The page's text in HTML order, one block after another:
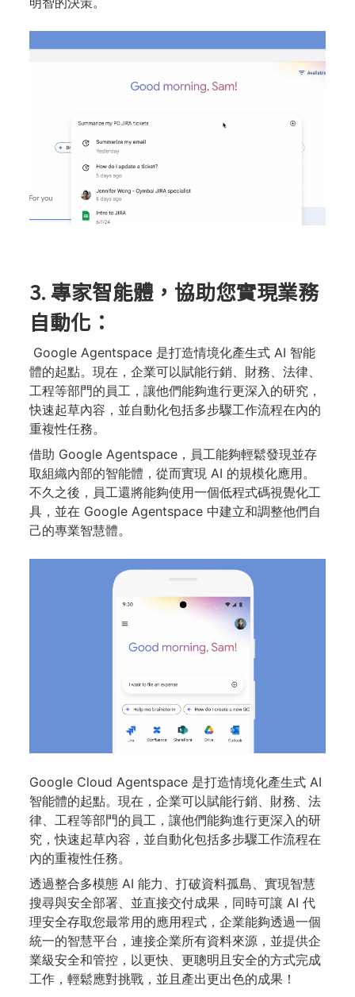
3. 專家智能體，協助您實現業務
自動化：
Google Agentspace 是打造情境化產生式 AI 智能
體的起點。現在，企業可以賦能行銷、財務、法律、
工程等部門的員工，讓他們能夠進行更深入的研究，
快速起草內容，並自動化包括多步驟工作流程在內的
重複性任務。
借助 Google Agentspace，員工能夠輕鬆發現並存
取組織內部的智能體，從而實現 AI 的規模化應用。
不久之後，員工還將能夠使用一個低程式碼視覺化工
具，並在 Google Agentspace 中建立和調整他們自
己的專業智慧體。
Google Cloud Agentspace 是打造情境化產生式 AI
智能體的起點。現在，企業可以賦能行銷、財務、法
律、工程等部門的員工，讓他們能夠進行更深入的研
究，快速起草內容，並自動化包括多步驟工作流程在
內的重複性任務。
透過整合多模態 AI 能力、打破資料孤島、實現智慧
搜尋與安全部署、並直接交付成果，同時可讓 AI 代
理安全存取您最常用的應用程式，企業能夠透過一個
統一的智慧平台，連接企業所有資料來源，並提供企
業級安全和管控，以更快、更聰明且安全的方式完成
工作，輕鬆應對挑戰，並且產出更出色的成果！